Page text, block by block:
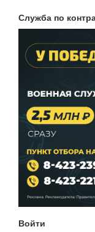
Служба по
Войти